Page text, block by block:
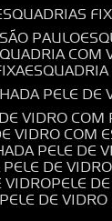
ESQUADRIAS
PAULO
COM
PELE DE
VIDRO
VIDRO COM
PELE DE
PELE DE VIDRO
VIDRO PELE
PELE DE